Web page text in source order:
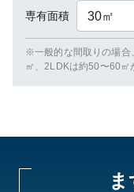
専有面積 30㎡
※一般的な間取りの場合
㎡、2LDKは約50〜60㎡
ま